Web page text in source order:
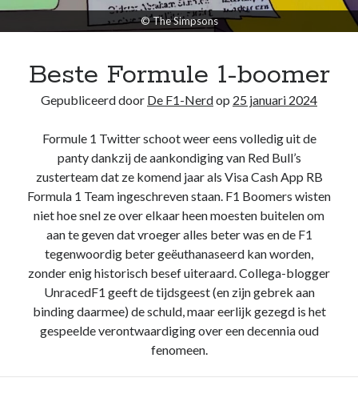
Recente berichten
Het regeldilemma van de Formule 1
Briefje aan Jos – Grand Prix van Bahrein 2024
Boekrecensie: Frank Worrall – Lewis Hamilton
De Formule 1 weigert Andretti enkel uit hebzucht, ondanks de
woordenbrij
Recente reacties
De F1-Nerdop Het regeldilemma van de Formule 1
De F1-NerdopHet regeldilemma van de Formule 1
Mark van DijkopHet regeldilemma van de Formule 1
Katja.schendzielorz@planet.nlopHet regeldilemma van de Formule 1
Briefje aan Jos – Grand Prix van Bahrein 2024 – De F1-Nerd
© The Simpsons
Beste Formule 1-boomer
Gepubliceerd door De F1-Nerdop 25 januari 2024
Formule 1 Twitter schoot weer eens volledig uit de
panty dankzij de aankondiging van Red Bull’s
zusterteam dat ze komend jaar als Visa Cash App RB
Formula 1 Team ingeschreven staan. F1 Boomers wisten
niet hoe snel ze over elkaar heen moesten buitelen om
aan te geven dat vroeger alles beter was en de F1
tegenwoordig beter geëuthanaseerd kan worden,
zonder enig historisch besef uiteraard. Collega-blogger
UnracedF1 geeft de tijdsgeest (en zijn gebrek aan
binding daarmee) de schuld, maar eerlijk gezegd is het
gespeelde verontwaardiging over een decennia oud
fenomeen.